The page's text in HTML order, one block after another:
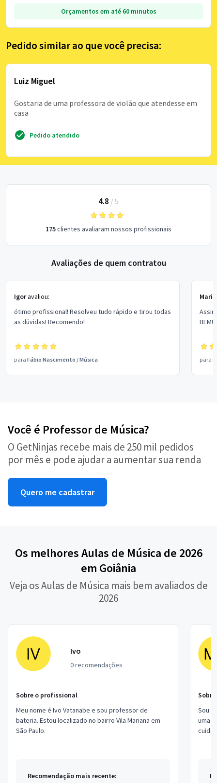
Orçamentos em até 60 minutos
Pedido similar ao que você precisa:
Luiz Miguel
Gostaria de uma professora de violão que atendesse em
casa
Pedido atendido
4.8 / 5
175clientes avaliaram nossos profissionais
Avaliações de quem contratou
Igoravaliou:
ótimo profissional! Resolveu tudo rápido e tirou todas
as dúvidas! Recomendo!
para Fábio Nascimento /Música para
Você é Professor de Música?
O GetNinjas recebe mais de 250 mil pedidos
por mês e pode ajudar a aumentar sua renda
Quero me cadastrar
Os melhores Aulas de Música de 2026
em Goiânia
Veja os Aulas de Música mais bem avaliados de
2026
Ivo
0 recomendações
Sobre o profissional
Meu nome é Ivo Vatanabe e sou professor de
bateria. Estou localizado no bairro Vila Mariana em
São Paulo.
Recomendação mais recente:
Sou
uma